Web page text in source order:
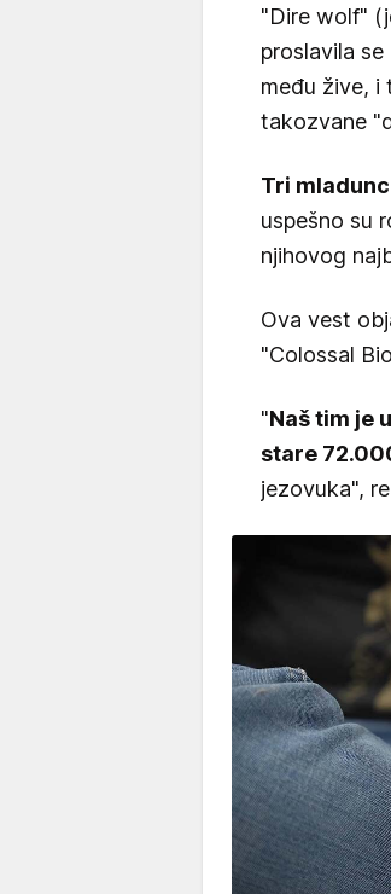
"Dire wolf"
proslavila
među žive, i
takozvane
Tri
uspešno su
njihovog
Ova vest
"Colossal
"Naš tim je
stare
jezovuka",